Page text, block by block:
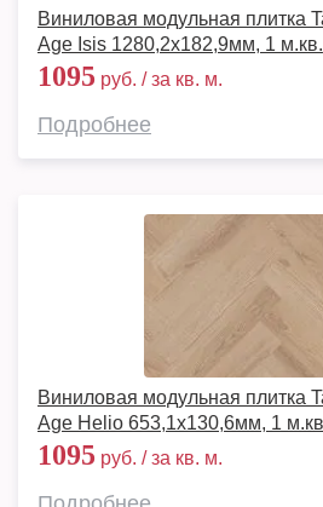
Виниловая модульная плитка
Age Isis 1280,2х182,9мм, 1 м.кв.
1095 руб. / за кв. м.
Подробнее
Виниловая модульная плитка
Age Helio 653,1х130,6мм, 1
1095 руб. / за кв. м.